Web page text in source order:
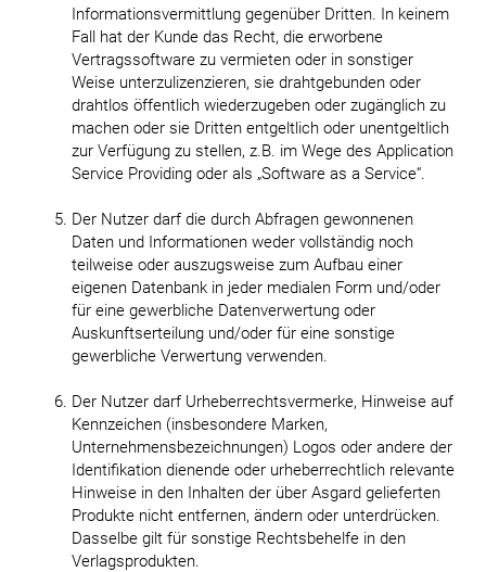
Informationsvermittlung gegenüber Dritten. In keinem
Fall hat der Kunde das Recht, die erworbene
Vertragssoftware zu vermieten oder in sonstiger
Weise unterzulizenzieren, sie drahtgebunden oder
drahtlos öffentlich wiederzugeben oder zugänglich zu
machen oder sie Dritten entgeltlich oder unentgeltlich
zur Verfügung zu stellen, z.B. im Wege des Application
Service Providing oder als „Software as a Service“.
Der Nutzer darf die durch Abfragen gewonnenen
Daten und Informationen weder vollständig noch
teilweise oder auszugsweise zum Aufbau einer
eigenen Datenbank in jeder medialen Form und/oder
für eine gewerbliche Datenverwertung oder
Auskunftserteilung und/oder für eine sonstige
gewerbliche Verwertung verwenden.
Der Nutzer darf Urheberrechtsvermerke, Hinweise auf
Kennzeichen (insbesondere Marken,
Unternehmensbezeichnungen) Logos oder andere der
Identifikation dienende oder urheberrechtlich relevante
Hinweise in den Inhalten der über Asgard gelieferten
Produkte nicht entfernen, ändern oder unterdrücken.
Dasselbe gilt für sonstige Rechtsbehelfe in den
Verlagsprodukten.